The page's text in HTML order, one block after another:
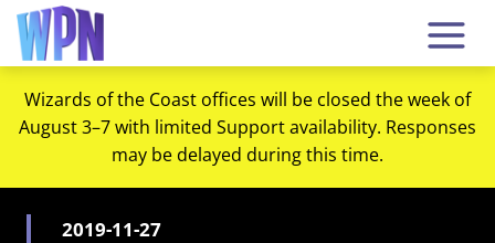
Wizards of the Coast offices will be closed the week of
August 3–7 with limited Support availability. Responses
may be delayed during this time.
2019-11-27